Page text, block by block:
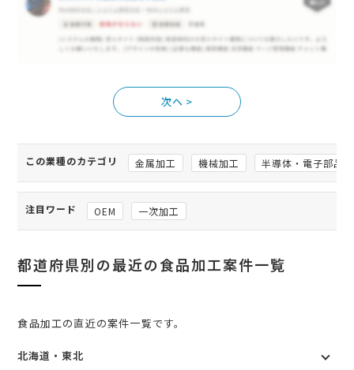
>
この業種のカテゴリ 金属加工 機械加工 半導体・電子部品
注目ワード OEM 一次加工
都道府県別の最近の食品加工案件一覧
食品加工の直近の案件一覧です。
北海道・東北